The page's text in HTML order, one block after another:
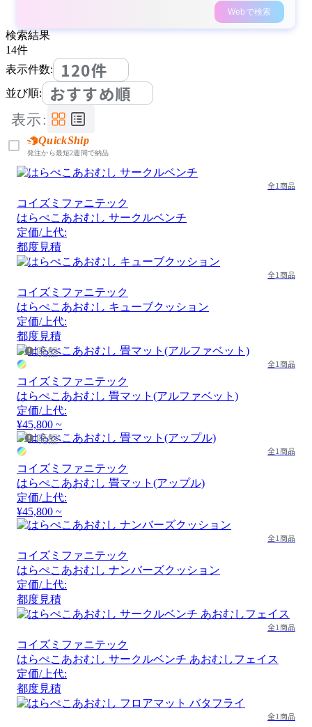
Webで検索
検索結果
14件
表示件数:
120件
並び順: おすすめ順
表示:
QuickShip
発注から最短2週間で納品
全1商品
コイズミファニテック
はらぺこあおむし サークルベンチ
定価/上代:
都度見積
全1商品
コイズミファニテック
はらぺこあおむし キューブクッション
定価/上代:
都度見積
廃盤
全1商品
コイズミファニテック
はらぺこあおむし 畳マット(アルファベット)
定価/上代:
¥45,800 ~
廃盤
全1商品
コイズミファニテック
はらぺこあおむし 畳マット(アップル)
定価/上代:
¥45,800 ~
全1商品
コイズミファニテック
はらぺこあおむし ナンバーズクッション
定価/上代:
都度見積
全1商品
コイズミファニテック
はらぺこあおむし サークルベンチ あおむしフェイス
定価/上代:
都度見積
全1商品